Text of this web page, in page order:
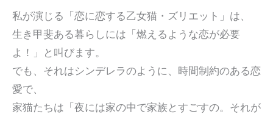
私が演じる「恋に恋する乙女猫・ズリエット」は、
生き甲斐ある暮らしには「燃えるような恋が必要
よ！」と叫びます。
でも、それはシンデレラのように、時間制約のある恋
愛で、
家猫たちは「夜には家の中で家族とすごすの。それが